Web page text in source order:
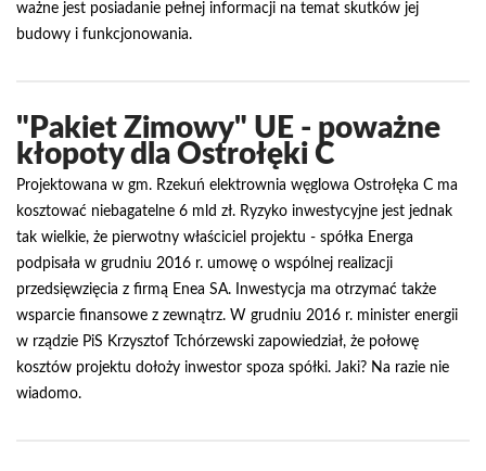
ważne jest posiadanie pełnej informacji na temat skutków jej
budowy i funkcjonowania.
"Pakiet Zimowy" UE - poważne
kłopoty dla Ostrołęki C
Projektowana w gm. Rzekuń elektrownia węglowa Ostrołęka C ma
kosztować niebagatelne 6 mld zł. Ryzyko inwestycyjne jest jednak
tak wielkie, że pierwotny właściciel projektu - spółka Energa
podpisała w grudniu 2016 r. umowę o wspólnej realizacji
przedsięwzięcia z firmą Enea SA. Inwestycja ma otrzymać także
wsparcie finansowe z zewnątrz. W grudniu 2016 r. minister energii
w rządzie PiS Krzysztof Tchórzewski zapowiedział, że połowę
kosztów projektu dołoży inwestor spoza spółki. Jaki? Na razie nie
wiadomo.